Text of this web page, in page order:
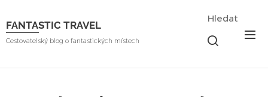
FANTASTIC TRAVEL
Cestovatelský blog o fantastických místech
Hledat